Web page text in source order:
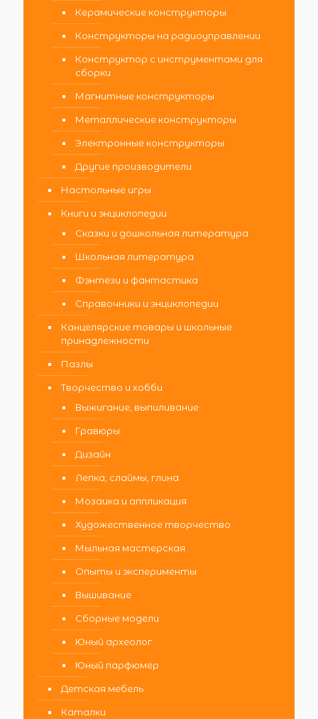
Керамические конструкторы
Конструкторы на радиоуправлении
Конструктор с инструментами для
сборки
Магнитные конструкторы
Металлические конструкторы
Электронные конструкторы
Другие производители
Настольные игры
Книги и энциклопедии
Сказки и дошкольная литература
Школьная литература
Фэнтези и фантастика
Справочники и энциклопедии
Канцелярские товары и школьные
принадлежности
Пазлы
Творчество и хобби
Выжигание, выпиливание
Гравюры
Дизайн
Лепка, слаймы, глина
Мозаика и аппликация
Художественное творчество
Мыльная мастерская
Опыты и эксперименты
Вышивание
Сборные модели
Юный археолог
Юный парфюмер
Детская мебель
Каталки